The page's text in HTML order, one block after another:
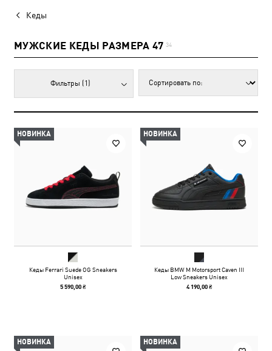
Кеды
МУЖСКИЕ КЕДЫ РАЗМЕРА 47 34
Фильтры (1)
НОВИНКА
Кеды Ferrari Suede OG Sneakers
Unisex
5 590,00 ₴
НОВИНКА
Кеды BMW M Motorsport Caven III
Low Sneakers Unisex
4 190,00 ₴
НОВИНКА НОВИНКА